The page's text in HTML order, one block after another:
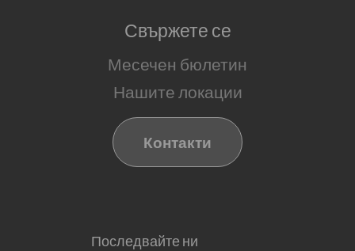
Свържете се
Месечен бюлетин
Нашите локации
Контакти
Последвайте ни